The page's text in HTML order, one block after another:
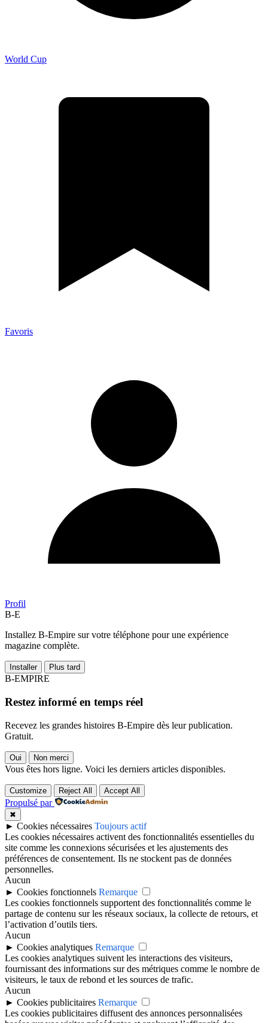
World Cup
Favoris
Profil
B-E
Installez B-Empire sur votre téléphone pour une expérience
magazine complète.
Installer Plus tard
B-EMPIRE
Restez informé en temps réel
Recevez les grandes histoires B-Empire dès leur publication.
Gratuit.
Oui Non merci
Vous êtes hors ligne. Voici les derniers articles disponibles.
Customize Reject All Accept All
Propulsé par
✖
► Cookies nécessaires Toujours actif
Les cookies nécessaires activent des fonctionnalités essentielles du
site comme les connexions sécurisées et les ajustements des
préférences de consentement. Ils ne stockent pas de données
personnelles.
Aucun
► Cookies fonctionnels Remarque
Les cookies fonctionnels supportent des fonctionnalités comme le
partage de contenu sur les réseaux sociaux, la collecte de retours, et
l’activation d’outils tiers.
Aucun
► Cookies analytiques Remarque
Les cookies analytiques suivent les interactions des visiteurs,
fournissant des informations sur des métriques comme le nombre de
visiteurs, le taux de rebond et les sources de trafic.
Aucun
► Cookies publicitaires Remarque
Les cookies publicitaires diffusent des annonces personnalisées